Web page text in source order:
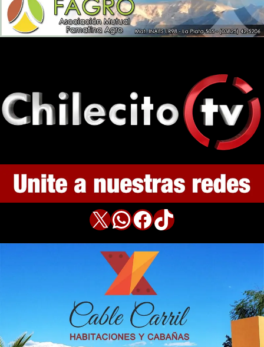
X WhatsApp Facebook TikTok